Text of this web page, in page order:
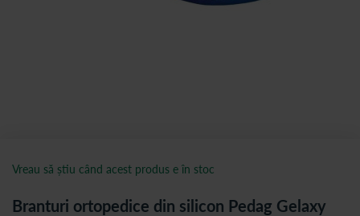
Branturi ortopedice din silicon Pedag Gelaxy
Vreau să știu când acest produs e în stoc